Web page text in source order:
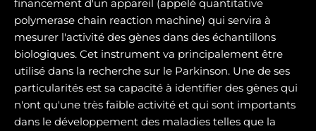
financement d'un appareil (appelé quantitative
polymerase chain reaction machine) qui servira à
mesurer l'activité des gènes dans des échantillons
biologiques. Cet instrument va principalement être
utilisé dans la recherche sur le Parkinson. Une de ses
particularités est sa capacité à identifier des gènes qui
n'ont qu'une très faible activité et qui sont importants
dans le développement des maladies telles que la